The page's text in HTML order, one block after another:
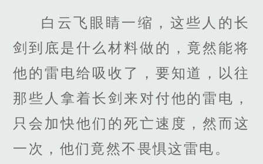
白云飞眼睛一缩，这些人的长
剑到底是什么材料做的，竟然能将
他的雷电给吸收了，要知道，以往
那些人拿着长剑来对付他的雷电，
只会加快他们的死亡速度，然而这
一次，他们竟然不畏惧这雷电。